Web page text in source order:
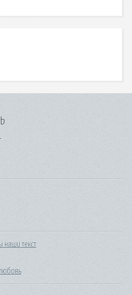
наши текст